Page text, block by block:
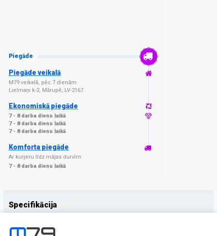
Piegāde
Piegāde veikalā
M79 veikalā, pēc 7 dienām
Lielmaņi k-2, Mārupē, LV-2167
Ekonomiskā piegāde
7 - 8 darba dienu laikā
7 - 8 darba dienu laikā
7 - 8 darba dienu laikā
Komforta piegāde
Ar kurjeru līdz mājas durvīm:
7 - 8 darba dienu laikā
Specifikācija
Papildus